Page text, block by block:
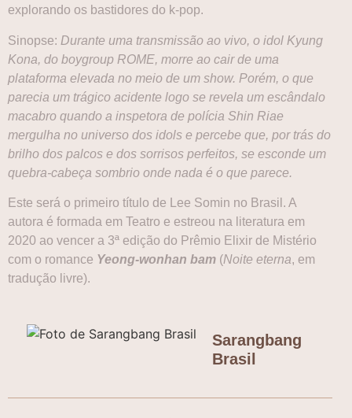
explorando os bastidores do k-pop.
Sinopse: Durante uma transmissão ao vivo, o idol Kyung
Kona, do boygroup ROME, morre ao cair de uma
plataforma elevada no meio de um show. Porém, o que
parecia um trágico acidente logo se revela um escândalo
macabro quando a inspetora de polícia Shin Riae
mergulha no universo dos idols e percebe que, por trás do
brilho dos palcos e dos sorrisos perfeitos, se esconde um
quebra-cabeça sombrio onde nada é o que parece.
Este será o primeiro título de Lee Somin no Brasil. A
autora é formada em Teatro e estreou na literatura em
2020 ao vencer a 3ª edição do Prêmio Elixir de Mistério
com o romance Yeong-wonhan bam (Noite eterna, em
tradução livre).
Sarangbang
Brasil